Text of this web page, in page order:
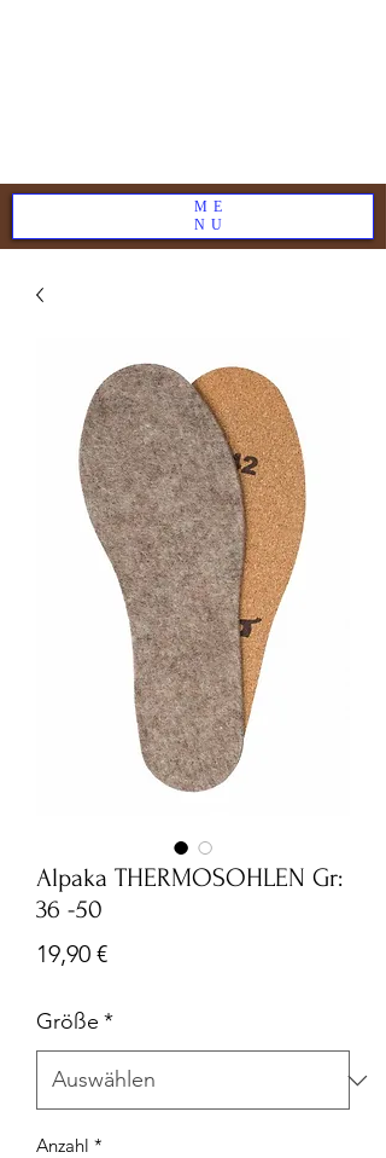
ME
NU
Alpaka THERMOSOHLEN Gr:
36 -50
19,90 €Preis
Größe *
Anzahl *